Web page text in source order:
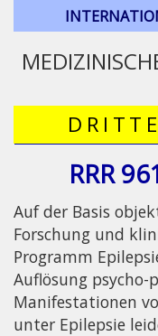
RRR
Auf der Basis
Forschung und
Programm
Auflösung psycho-
Manifestationen
unter Epilepsie